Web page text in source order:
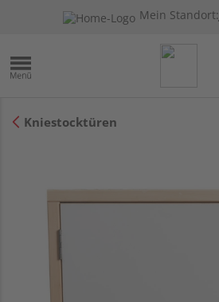
Mein Standort:
Kniestocktüren